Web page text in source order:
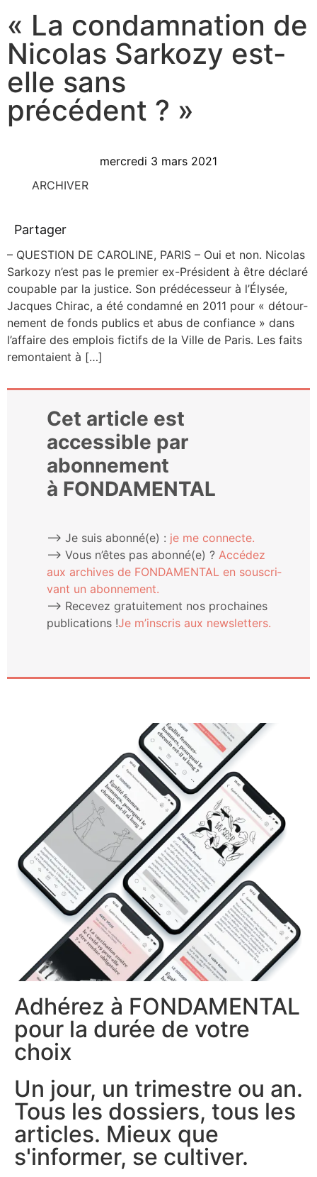
« La condamnation de
Nicolas Sarkozy est-
elle sans
précédent ? »
mercredi 3 mars 2021
ARCHIVER
Partager
– QUESTION DE CAROLINE, PARIS – Oui et non. Nico­las
Sar­ko­zy n’est pas le pre­mier ex-Pré­­sident à être décla­ré
cou­pable par la jus­tice. Son pré­dé­ces­seur à l’Élysée,
Jacques Chi­rac, a été condam­né en 2011 pour « détour­
ne­ment de fonds publics et abus de confiance » dans
l’affaire des emplois fic­tifs de la Ville de Paris. Les faits
remon­taient à […]
Cet article est
accessible par
abonnement
à FONDAMENTAL
⟶ Je suis abonné(e) : je me connecte.
⟶ Vous n’êtes pas abonné(e) ? Accé­dez
aux archives de FONDAMENTAL en sous­cri­
vant un abonnement.
⟶ Rece­vez gra­tui­te­ment nos pro­chaines
publi­ca­tions !Je m’ins­cris aux newsletters.
Adhérez à FONDAMENTAL
pour la durée de votre
choix
Un jour, un trimestre ou an.
Tous les dossiers, tous les
articles. Mieux que
s'informer, se cultiver.